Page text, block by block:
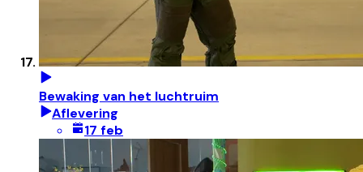
Bewaking van het luchtruim
Aflevering
17 feb